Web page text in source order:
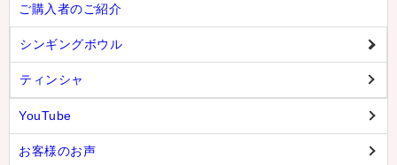
ご購入者のご紹介
シンギングボウル
ティンシャ
YouTube
お客様のお声